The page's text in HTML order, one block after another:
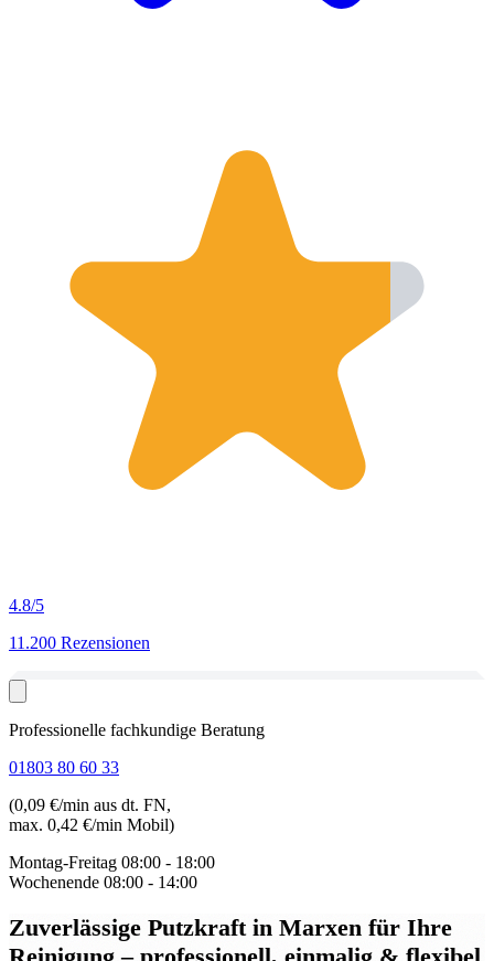
4.8/5
11.200 Rezensionen
Professionelle fachkundige Beratung
01803 80 60 33
(0,09 €/min aus dt. FN,
max. 0,42 €/min Mobil)
Montag-Freitag 08:00 - 18:00
Wochenende 08:00 - 14:00
Zuverlässige Putzkraft in Marxen für Ihre